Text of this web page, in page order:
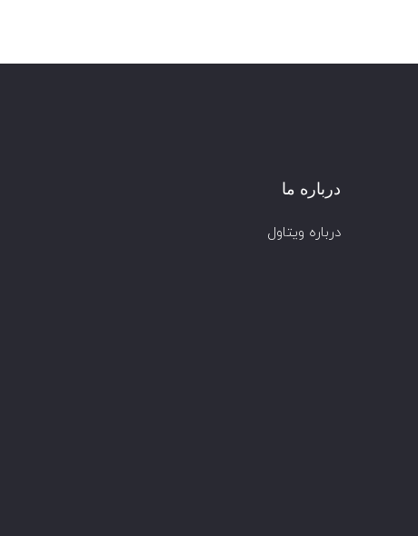
درباره ما
درباره ویتاول